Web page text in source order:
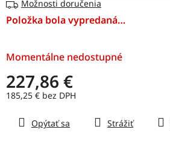
227,86 €
185,25 € bez DPH
cena:
Momentálne nedostupné
Možnosti doručenia
Položka bola vypredaná…
Opýtať sa Strážiť